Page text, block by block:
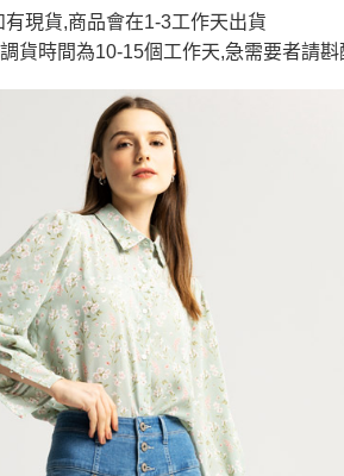
無法說明評估內容。
【繳款方式說明】
1.分期款項不併入電信帳單，「大
2.透過簡訊連結打開帳單後，可選
帳／街口支付／iPASS MONEY」等
【注意事項】
1.本服務係由「台灣大哥大股份有
用戶於交易時，得透過本服務購買
款買賣價金債權讓與本公司後，依
2.基於同意付款使用「大哥付你分
資料（包含姓名、電話或地址）提
用，由本公司與您本人進行分期帳
3.完整用戶服務條款，請詳閱以下連
３．安心：先確認商品／服務後，
【「AFTEE先享後付」結帳流程】
付」結帳頁面，進行簡訊認證並確
２．訂單成立數日內，您將收到繳
３．收到繳費通知簡訊後14天內，
／ATM／網路銀行／等多元方式進
※ 請注意：結帳手續完成當下不需
絡購買商品的店家。未經商家同意
先享後付繳納相關費用。
※ 交易是否成功請以「AFTEE先享
是否繳費成功／繳費後需取消欲退
付客戶支援中心」
【注意事項】
１．透過由恩沛科技股份有限公司
交易，需依本服務之必要範圍內提
求債權轉讓予恩沛科技股份有限公司
２．關於個人資料處理事宜，請瀏
https://aftee.tw/terms/#terms3
３．未成年的使用者請事先徵得法
全家取貨付款
付款後全家取貨
每筆NT$80，滿NT$888(含以上
萊爾富取貨付款
每筆NT$60，滿NT$3,000(含以
付款後萊爾富取貨
每筆NT$60，滿NT$3,000(含以
7-11取貨付款
每筆NT$80，滿NT$3,000(含以
付款後7-11取貨
每筆NT$80，滿NT$3,000(含以
∎ WOMEN'S 女裝
∎ WOMEN'S 女裝 ➤ 海洋度
有現貨,商品會在1-3工作天出貨
貨時間為10-15個工作天,急需要者請斟